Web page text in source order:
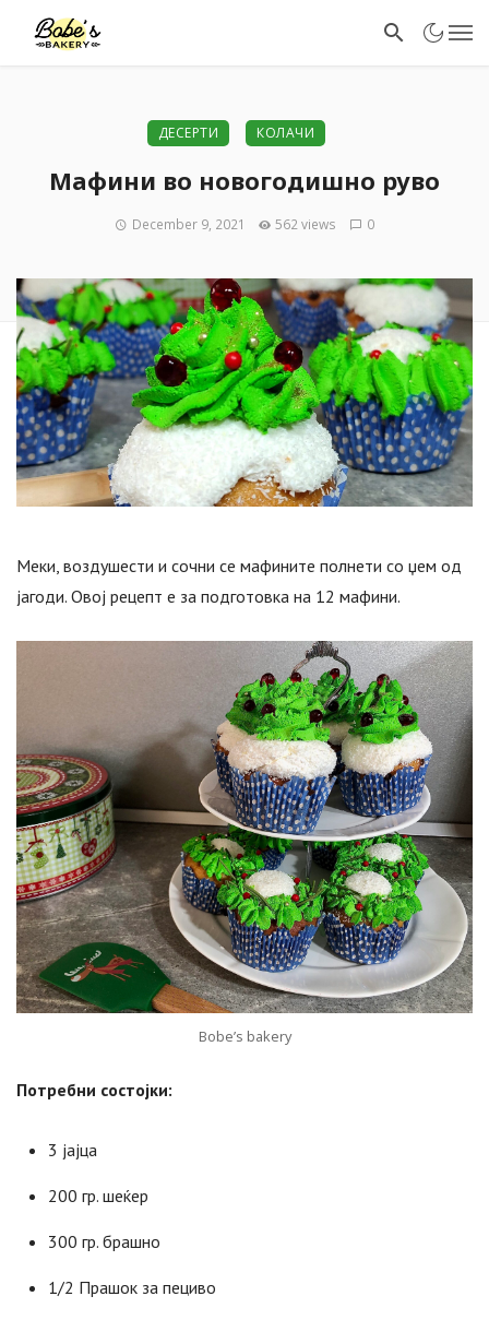
ДЕСЕРТИ КОЛАЧИ
Мафини во новогодишно руво
December 9, 2021 562 views 0
Меки, воздушести и сочни се мафините полнети со џем од
јагоди. Овој рецепт е за подготовка на 12 мафини.
Bobe’s bakery
Потребни состојки:
3 јајца
200 гр. шеќер
300 гр. брашно
1/2 Прашок за пециво